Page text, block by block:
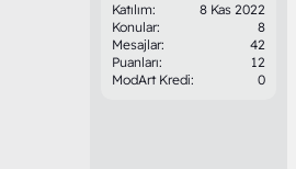
Katılım
8 Kas 2022
Konular
8
Mesajlar
42
Puanları
12
ModArt Kredi
0